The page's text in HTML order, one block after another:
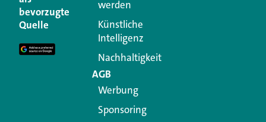
Ihre E-Mail-Adresse wird nicht veröffentlicht.
Erforderliche Felder sind mit
Kommentar
bevorzugte
Quelle
werden
Künstliche
Intelligenz
Nachhaltigkeit
AGB
Werbung
Sponsoring